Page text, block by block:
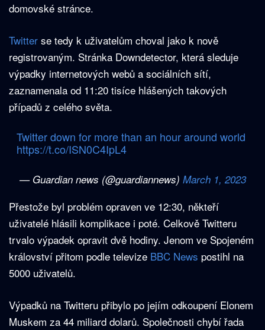
domovské stránce.
Twitter se tedy k uživatelům choval jako k nově
registrovaným. Stránka Downdetector, která sleduje
výpadky internetových webů a sociálních sítí,
zaznamenala od 11:20 tisíce hlášených takových
případů z celého světa.
Twitter down for more than an hour around world
https://t.co/ISN0C4IpL4
— Guardian news (@guardiannews) March 1, 2023
Přestože byl problém opraven ve 12:30, někteří
uživatelé hlásili komplikace i poté. Celkově Twitteru
trvalo výpadek opravit dvě hodiny. Jenom ve Spojeném
království přitom podle televize BBC News postihl na
5000 uživatelů.
Výpadků na Twitteru přibylo po jejím odkoupení Elonem
Muskem za 44 miliard dolarů. Společnosti chybí řada